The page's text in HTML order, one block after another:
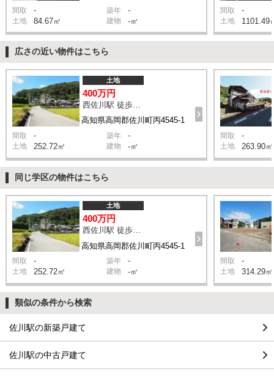
間取 - 築年 -
土地 84.67㎡ 建物 -㎡
間取 -
土地 1101.49
広さの近い物件はこちら
高知県高岡郡佐川町丙4545-1
土地
400万円
西佐川駅 徒歩12分
間取 - 築年 -
土地 252.72㎡ 建物 -㎡
間取 -
土地 263.90㎡
同じ学区の物件はこちら
高知県高岡郡佐川町丙4545-1
土地
400万円
西佐川駅 徒歩12分
間取 - 築年 -
土地 252.72㎡ 建物 -㎡
間取 -
土地 314.29㎡
類似の条件から検索
佐川駅の新築戸建て
佐川駅の中古戸建て